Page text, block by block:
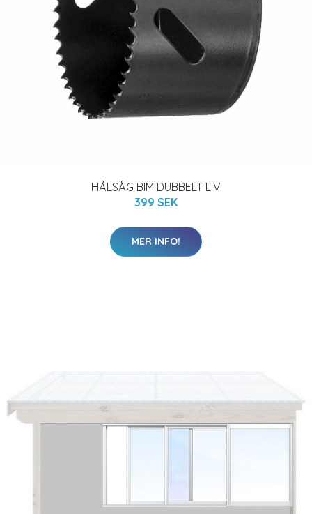
HÅLSÅG BIM DUBBELT LIV
399 SEK
MER INFO!